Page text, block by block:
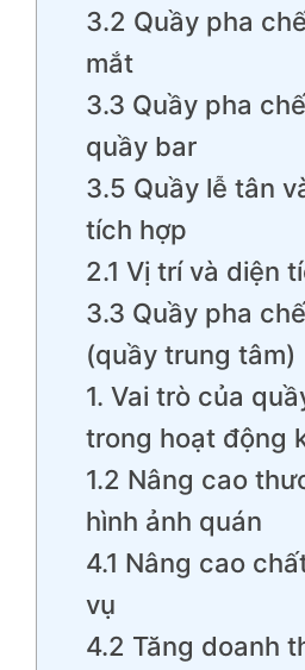
3.2 Quầy pha
mắt
3.3 Quầy pha
quầy bar
3.5 Quầy lễ tân
tích hợp
2.1 Vị trí và diện
3.3 Quầy pha
(quầy trung tâm)
1. Vai trò của
trong hoạt động
1.2 Nâng cao
hình ảnh quán
4.1 Nâng cao
vụ
4.2 Tăng doanh